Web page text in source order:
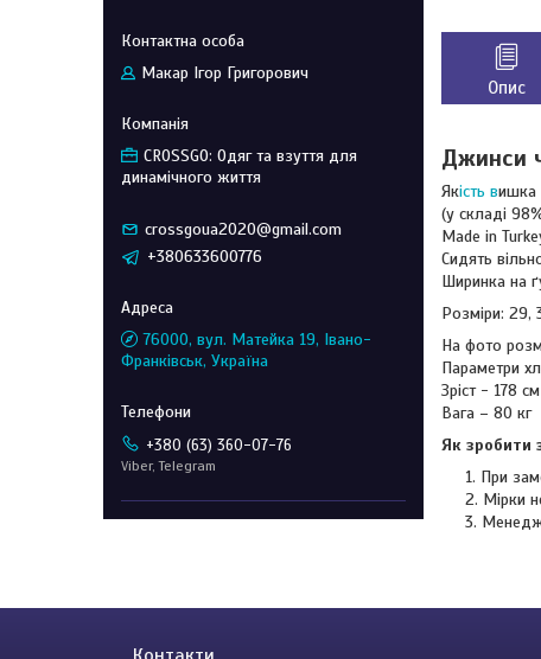
Опис
Джинси
Якість вишка
(у складі
Made in
Сидять
Ширинка на
Розміри: 29,
На фото
Параметри
Зріст - 178 см
Вага – 80 кг
Як зробити
При
Мірки
Макар Ігор Григорович
CROSSGO: Одяг та взуття для
динамічного життя
crossgoua2020@gmail.com
+380633600776
76000, вул. Матейка 19, Івано-
Франківськ, Україна
+380 (63) 360-07-76
Viber, Telegram